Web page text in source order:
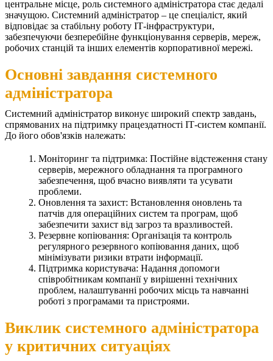
центральне місце, роль системного адміністратора стає дедалі
значущою. Системний адміністратор – це спеціаліст, який
відповідає за стабільну роботу ІТ-інфраструктури,
забезпечуючи безперебійне функціонування серверів, мереж,
робочих станцій та інших елементів корпоративної мережі.
Основні завдання системного
адміністратора
Системний адміністратор виконує широкий спектр завдань,
спрямованих на підтримку працездатності ІТ-систем компанії.
До його обов'язків належать:
Моніторинг та підтримка: Постійне відстеження стану
серверів, мережного обладнання та програмного
забезпечення, щоб вчасно виявляти та усувати
проблеми.
Оновлення та захист: Встановлення оновлень та
патчів для операційних систем та програм, щоб
забезпечити захист від загроз та вразливостей.
Резервне копіювання: Організація та контроль
регулярного резервного копіювання даних, щоб
мінімізувати ризики втрати інформації.
Підтримка користувача: Надання допомоги
співробітникам компанії у вирішенні технічних
проблем, налаштуванні робочих місць та навчанні
роботі з програмами та пристроями.
Виклик системного адміністратора
у критичних ситуаціях